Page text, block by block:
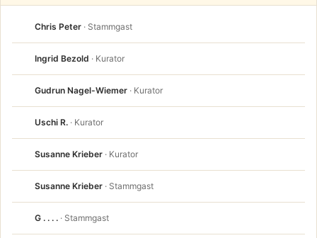
Chris Peter · Stammgast
Ingrid Bezold · Kurator
Gudrun Nagel-Wiemer · Kurator
Uschi R. · Kurator
Susanne Krieber · Kurator
Susanne Krieber · Stammgast
G . . . . · Stammgast